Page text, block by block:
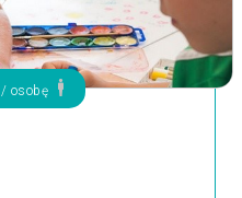
/ osobę